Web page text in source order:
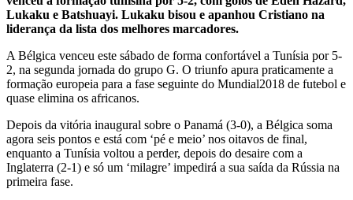
Lukaku e Batshuayi. Lukaku bisou e apanhou Cristiano na
liderança da lista dos melhores marcadores.
A Bélgica venceu este sábado de forma confortável a Tunísia por 5-
2, na segunda jornada do grupo G. O triunfo apura praticamente a
formação europeia para a fase seguinte do Mundial2018 de futebol e
quase elimina os africanos.
Depois da vitória inaugural sobre o Panamá (3-0), a Bélgica soma
agora seis pontos e está com ‘pé e meio’ nos oitavos de final,
enquanto a Tunísia voltou a perder, depois do desaire com a
Inglaterra (2-1) e só um ‘milagre’ impedirá a sua saída da Rússia na
primeira fase.